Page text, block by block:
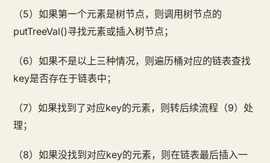
（5）如果第一个元素是树节点，则调用树节点的
putTreeVal()寻找元素或插入树节点；
（6）如果不是以上三种情况，则遍历桶对应的链表查找
key是否存在于链表中；
（7）如果找到了对应key的元素，则转后续流程（9）处
理；
（8）如果没找到对应key的元素，则在链表最后插入一